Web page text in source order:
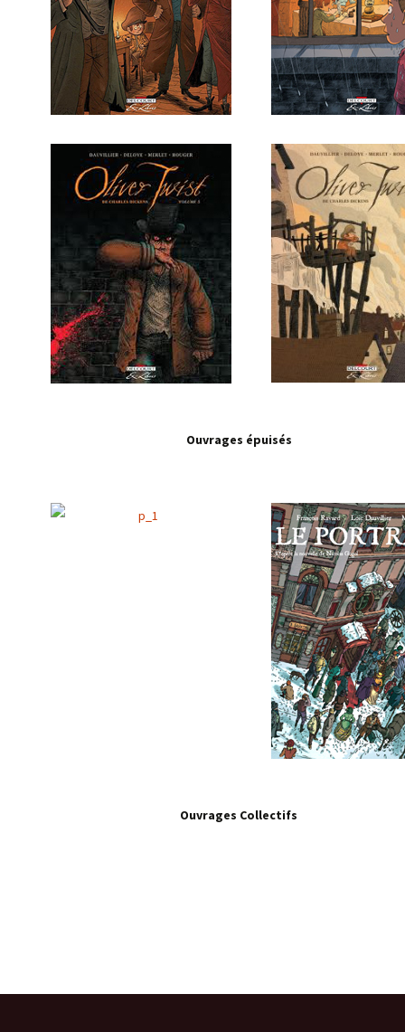
Ouvrages épuisés
Ouvrages Collectifs